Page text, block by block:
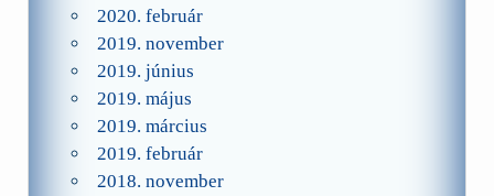
2020. február
2019. november
2019. június
2019. május
2019. március
2019. február
2018. november